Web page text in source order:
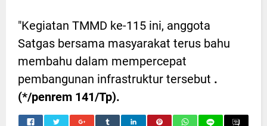
"Kegiatan TMMD ke-115 ini, anggota
Satgas bersama masyarakat terus bahu
membahu dalam mempercepat
pembangunan infrastruktur tersebut .
(*/penrem 141/Tp).